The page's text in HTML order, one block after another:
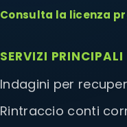
Consulta la licenza
SERVIZI PRINCIPALI
Indagini per
Rintraccio conti